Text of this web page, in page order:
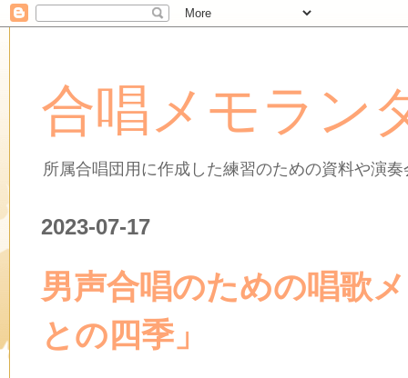
合唱メモラン
所属合唱団用に作成した練習のための資料や演
2023-07-17
男声合唱のための唱歌
との四季」